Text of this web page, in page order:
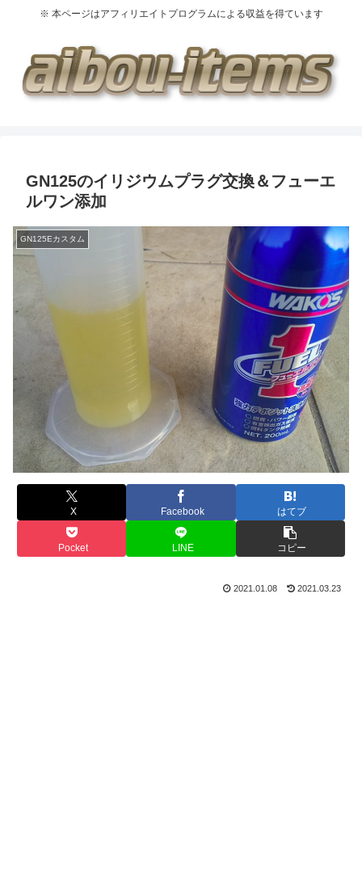
※ 本ページはアフィリエイトプログラムによる収益を得ています
GN125のイリジウムプラグ交換＆フューエ
ルワン添加
GN125Eカスタム
X Facebook はてブ
Pocket LINE コピー
2021.01.08 2021.03.23